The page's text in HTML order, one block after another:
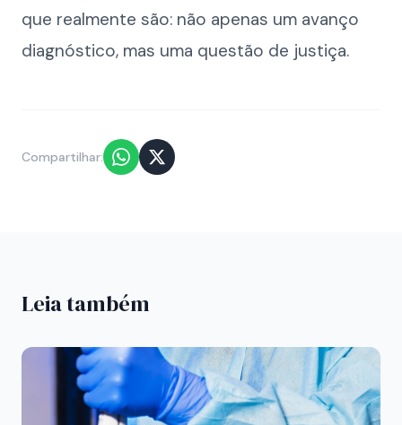
que realmente são: não apenas um avanço
diagnóstico, mas uma questão de justiça.
Compartilhar:
Leia também